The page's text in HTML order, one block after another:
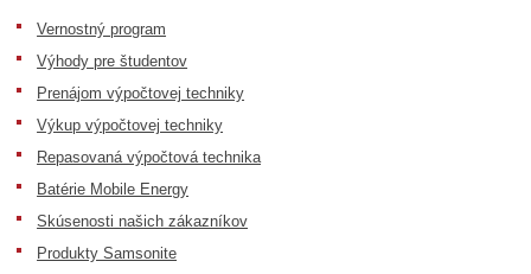
Vernostný program
Výhody pre študentov
Prenájom výpočtovej techniky
Výkup výpočtovej techniky
Repasovaná výpočtová technika
Batérie Mobile Energy
Skúsenosti našich zákazníkov
Produkty Samsonite